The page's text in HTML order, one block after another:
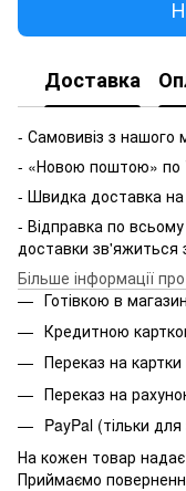
Доставка
- Самовивіз з нашого
- «Новою поштою» по
- Швидка доставка на
- Відправка по
доставки
Більше інформації
Готівкою в
Кредитною
Переказ на
Переказ на
PayPal (тільки
На кожен товар
Приймаємо